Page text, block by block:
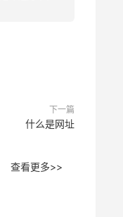
下一篇
什么是网址
查看更多>>